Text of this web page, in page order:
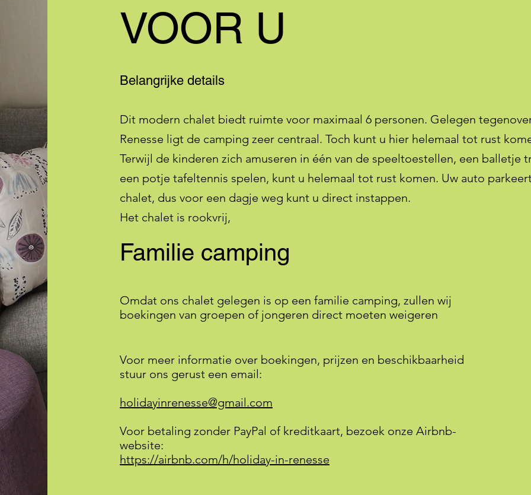
VOOR U
Belangrijke details
Dit modern chalet biedt ruimte voor maximaal 6 personen. Gelegen
Renesse ligt de camping zeer centraal. Toch kunt u hier helemaal tot rust
Terwijl de kinderen zich amuseren in één van de speeltoestellen, een balletje
een potje tafeltennis spelen, kunt u helemaal tot rust komen. Uw auto
chalet, dus voor een dagje weg kunt u direct instappen.
Het chalet is rookvrij,
Voor meer informatie over boekingen, prijzen en beschikbaarheid
stuur ons gerust een email:
holidayinrenesse@gmail.com
Voor betaling zonder PayPal of kreditkaart, bezoek onze Airbnb-
website:
https://airbnb.com/h/holiday-in-renesse
Familie camping
Omdat ons chalet gelegen is op een familie camping, zullen wij
boekingen van groepen of jongeren direct moeten weigeren